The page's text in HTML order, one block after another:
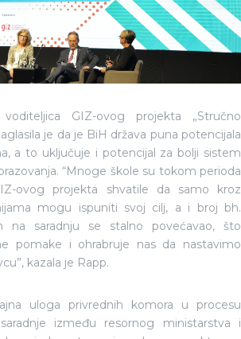
GIZ-ovog projekta „Stručno
je da je BiH država puna potencijala
a to uključuje i potencijal za bolji sistem
“Mnoge škole su tokom perioda
ovog projekta shvatile da samo kroz
mogu ispuniti svoj cilj, a i broj bh.
na saradnju se stalno povećavao, što
pomake i ohrabruje nas da nastavimo
kazala je Rapp.
uloga privrednih komora u procesu
između resornog ministarstva i